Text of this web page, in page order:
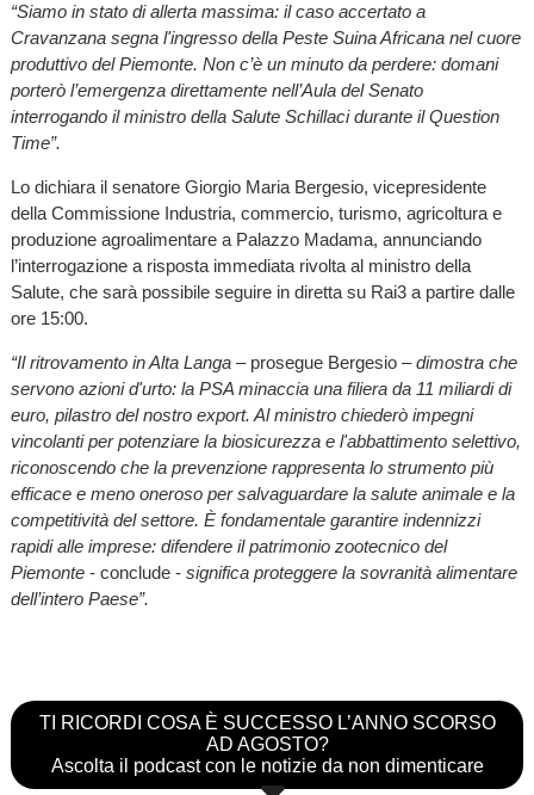
“Siamo in stato di allerta massima: il caso accertato a
Cravanzana segna l'ingresso della Peste Suina Africana nel cuore
produttivo del Piemonte. Non c’è un minuto da perdere: domani
porterò l’emergenza direttamente nell’Aula del Senato
interrogando il ministro della Salute Schillaci durante il Question
Time”.
Lo dichiara il senatore Giorgio Maria Bergesio, vicepresidente
della Commissione Industria, commercio, turismo, agricoltura e
produzione agroalimentare a Palazzo Madama, annunciando
l’interrogazione a risposta immediata rivolta al ministro della
Salute, che sarà possibile seguire in diretta su Rai3 a partire dalle
ore 15:00.
​“Il ritrovamento in Alta Langa– prosegue Bergesio –dimostra che
servono azioni d'urto: la PSA minaccia una filiera da 11 miliardi di
euro, pilastro del nostro export. Al ministro chiederò impegni
vincolanti per potenziare la biosicurezza e l'abbattimento selettivo,
riconoscendo che la prevenzione rappresenta lo strumento più
efficace e meno oneroso per salvaguardare la salute animale e la
competitività del settore. È fondamentale garantire indennizzi
rapidi alle imprese: difendere il patrimonio zootecnico del
Piemonte - conclude - significa proteggere la sovranità alimentare
dell’intero Paese”.
TI RICORDI COSA È SUCCESSO L’ANNO SCORSO
AD AGOSTO?
Ascolta il podcast con le notizie da non dimenticare